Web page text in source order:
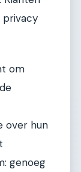
privacy
om
over hun
genoeg